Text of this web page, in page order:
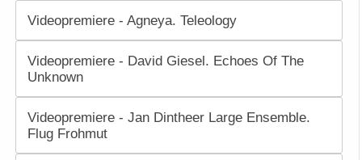
Videopremiere - Agneya. Teleology
Videopremiere - David Giesel. Echoes Of The
Unknown
Videopremiere - Jan Dintheer Large Ensemble.
Flug Frohmut